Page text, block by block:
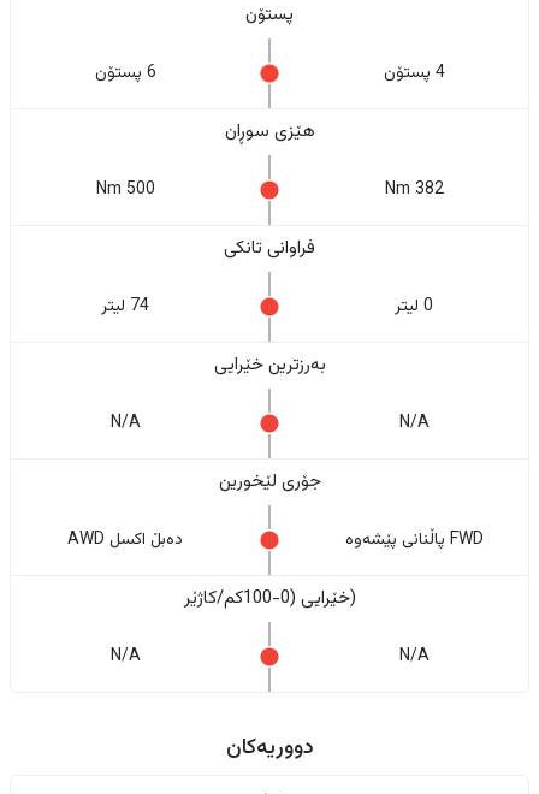
پستۆن
4 پستۆن 6 پستۆن
هێزی سوڕان
382 Nm
500 Nm
فراوانی تانکی
0 لیتر 74 لیتر
بەرزترین خێرایی
N/A
N/A
جۆری لێخورین
FWD پاڵنانی پێشەوە دەبڵ اکسل AWD
(خێرایی (0-100کم/کاژێر
N/A
N/A
دووریەکان